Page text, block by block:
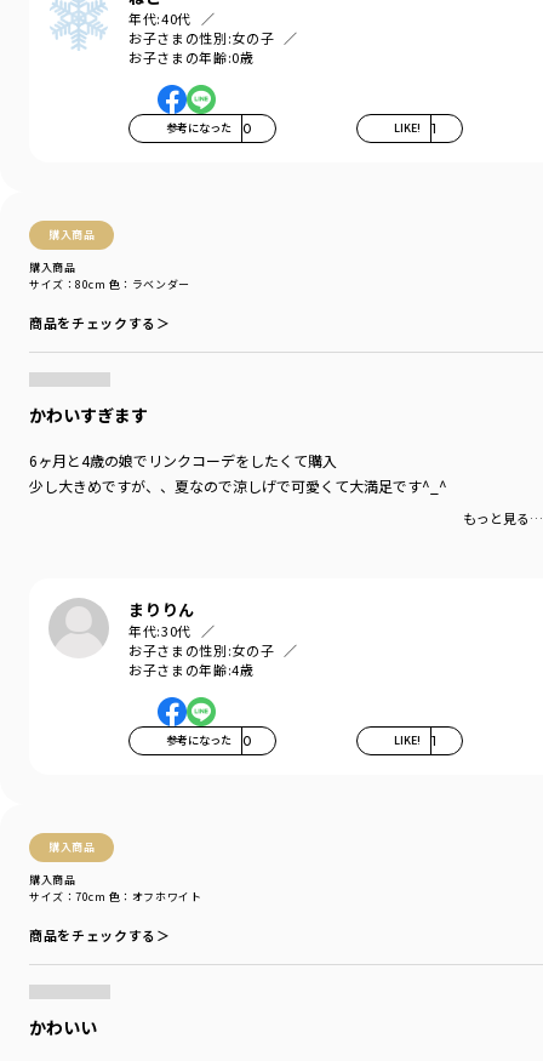
年代:40代
お子さまの性別:女の子
お子さまの年齢:0歳
参考になった 0 LIKE! 1
購入商品
購入商品
サイズ：80cm 色：ラベンダー
商品をチェックする＞
かわいすぎます
6ヶ月と4歳の娘でリンクコーデをしたくて購入
少し大きめですが、、夏なので涼しげで可愛くて大満足です^_^
もっと見る…
まりりん
年代:30代
お子さまの性別:女の子
お子さまの年齢:4歳
参考になった 0 LIKE! 1
購入商品
購入商品
サイズ：70cm 色：オフホワイト
商品をチェックする＞
かわいい